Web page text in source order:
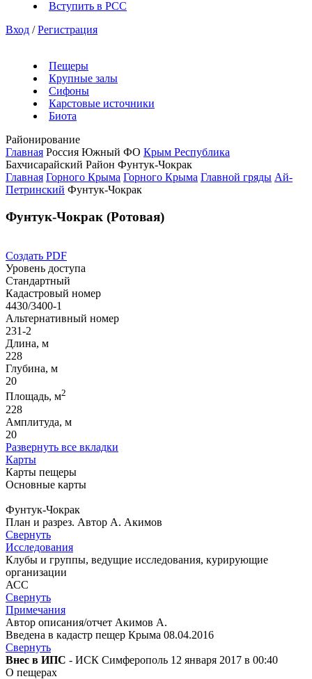
Вступить в РСС
Вход / Регистрация
Пещеры
Крупные залы
Сифоны
Карстовые источники
Биота
Районирование
Главная Россия Южный ФО Крым Республика
Бахчисарайский Район Фунтук-Чокрак
Главная Горного Крыма Горного Крыма Главной гряды Ай-
Петринский Фунтук-Чокрак
Фунтук-Чокрак (Ротовая)
Создать PDF
Уровень доступа
Стандартный
Кадастровый номер
4430/3400-1
Альтернативный номер
231-2
Длина, м
228
Глубина, м
20
Площадь, м2
228
Амплитуда, м
20
Развернуть все вкладки
Карты
Карты пещеры
Основные карты
Фунтук-Чокрак
План и разрез. Автор А. Акимов
Свернуть
Исследования
Клубы и группы, ведущие исследования, курирующие
организации
АСС
Свернуть
Примечания
Автор описания/отчет Акимов А.
Введена в кадастр пещер Крыма 08.04.2016
Свернуть
Внес в ИПС - ИСК Симферополь 12 января 2017 в 00:40
О пещерах